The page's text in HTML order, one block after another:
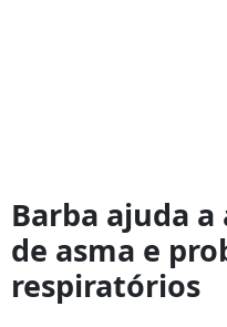
Barba ajuda
de asma e
respiratórios